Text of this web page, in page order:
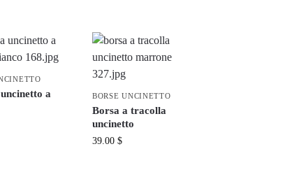
a
BORSE UNCINETTO
Borsa a tracolla
uncinetto
39.00 $